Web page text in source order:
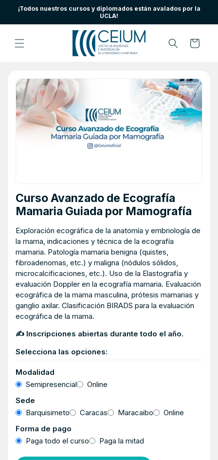
directamente
¡Todos nuestros cursos y diplomados están avalados por la
UCLA!
Carrito
Curso Avanzado de Ecografía
Mamaria Guiada por Mamografía
Exploración ecográfica de la anatomía y embriología de
la mama, indicaciones y técnica de la ecografía
mamaria. Patología mamaria benigna (quistes,
fibroadenomas, etc.) y maligna (nódulos sólidos,
microcalcificaciones, etc.). Uso de la Elastografía y
evaluación Doppler en la ecografía mamaria. Evaluación
ecográfica de la mama masculina, prótesis mamarias y
ganglio axilar. Clasificación BIRADS para la evaluación
ecográfica de la mama.
✍ Inscripciones abiertas durante todo el año.
Selecciona las opciones:
Modalidad
Semipresencial
Online
Sede
Barquisimeto
Caracas Maracaibo
Online
Forma de pago
Paga todo el curso
Paga la mitad